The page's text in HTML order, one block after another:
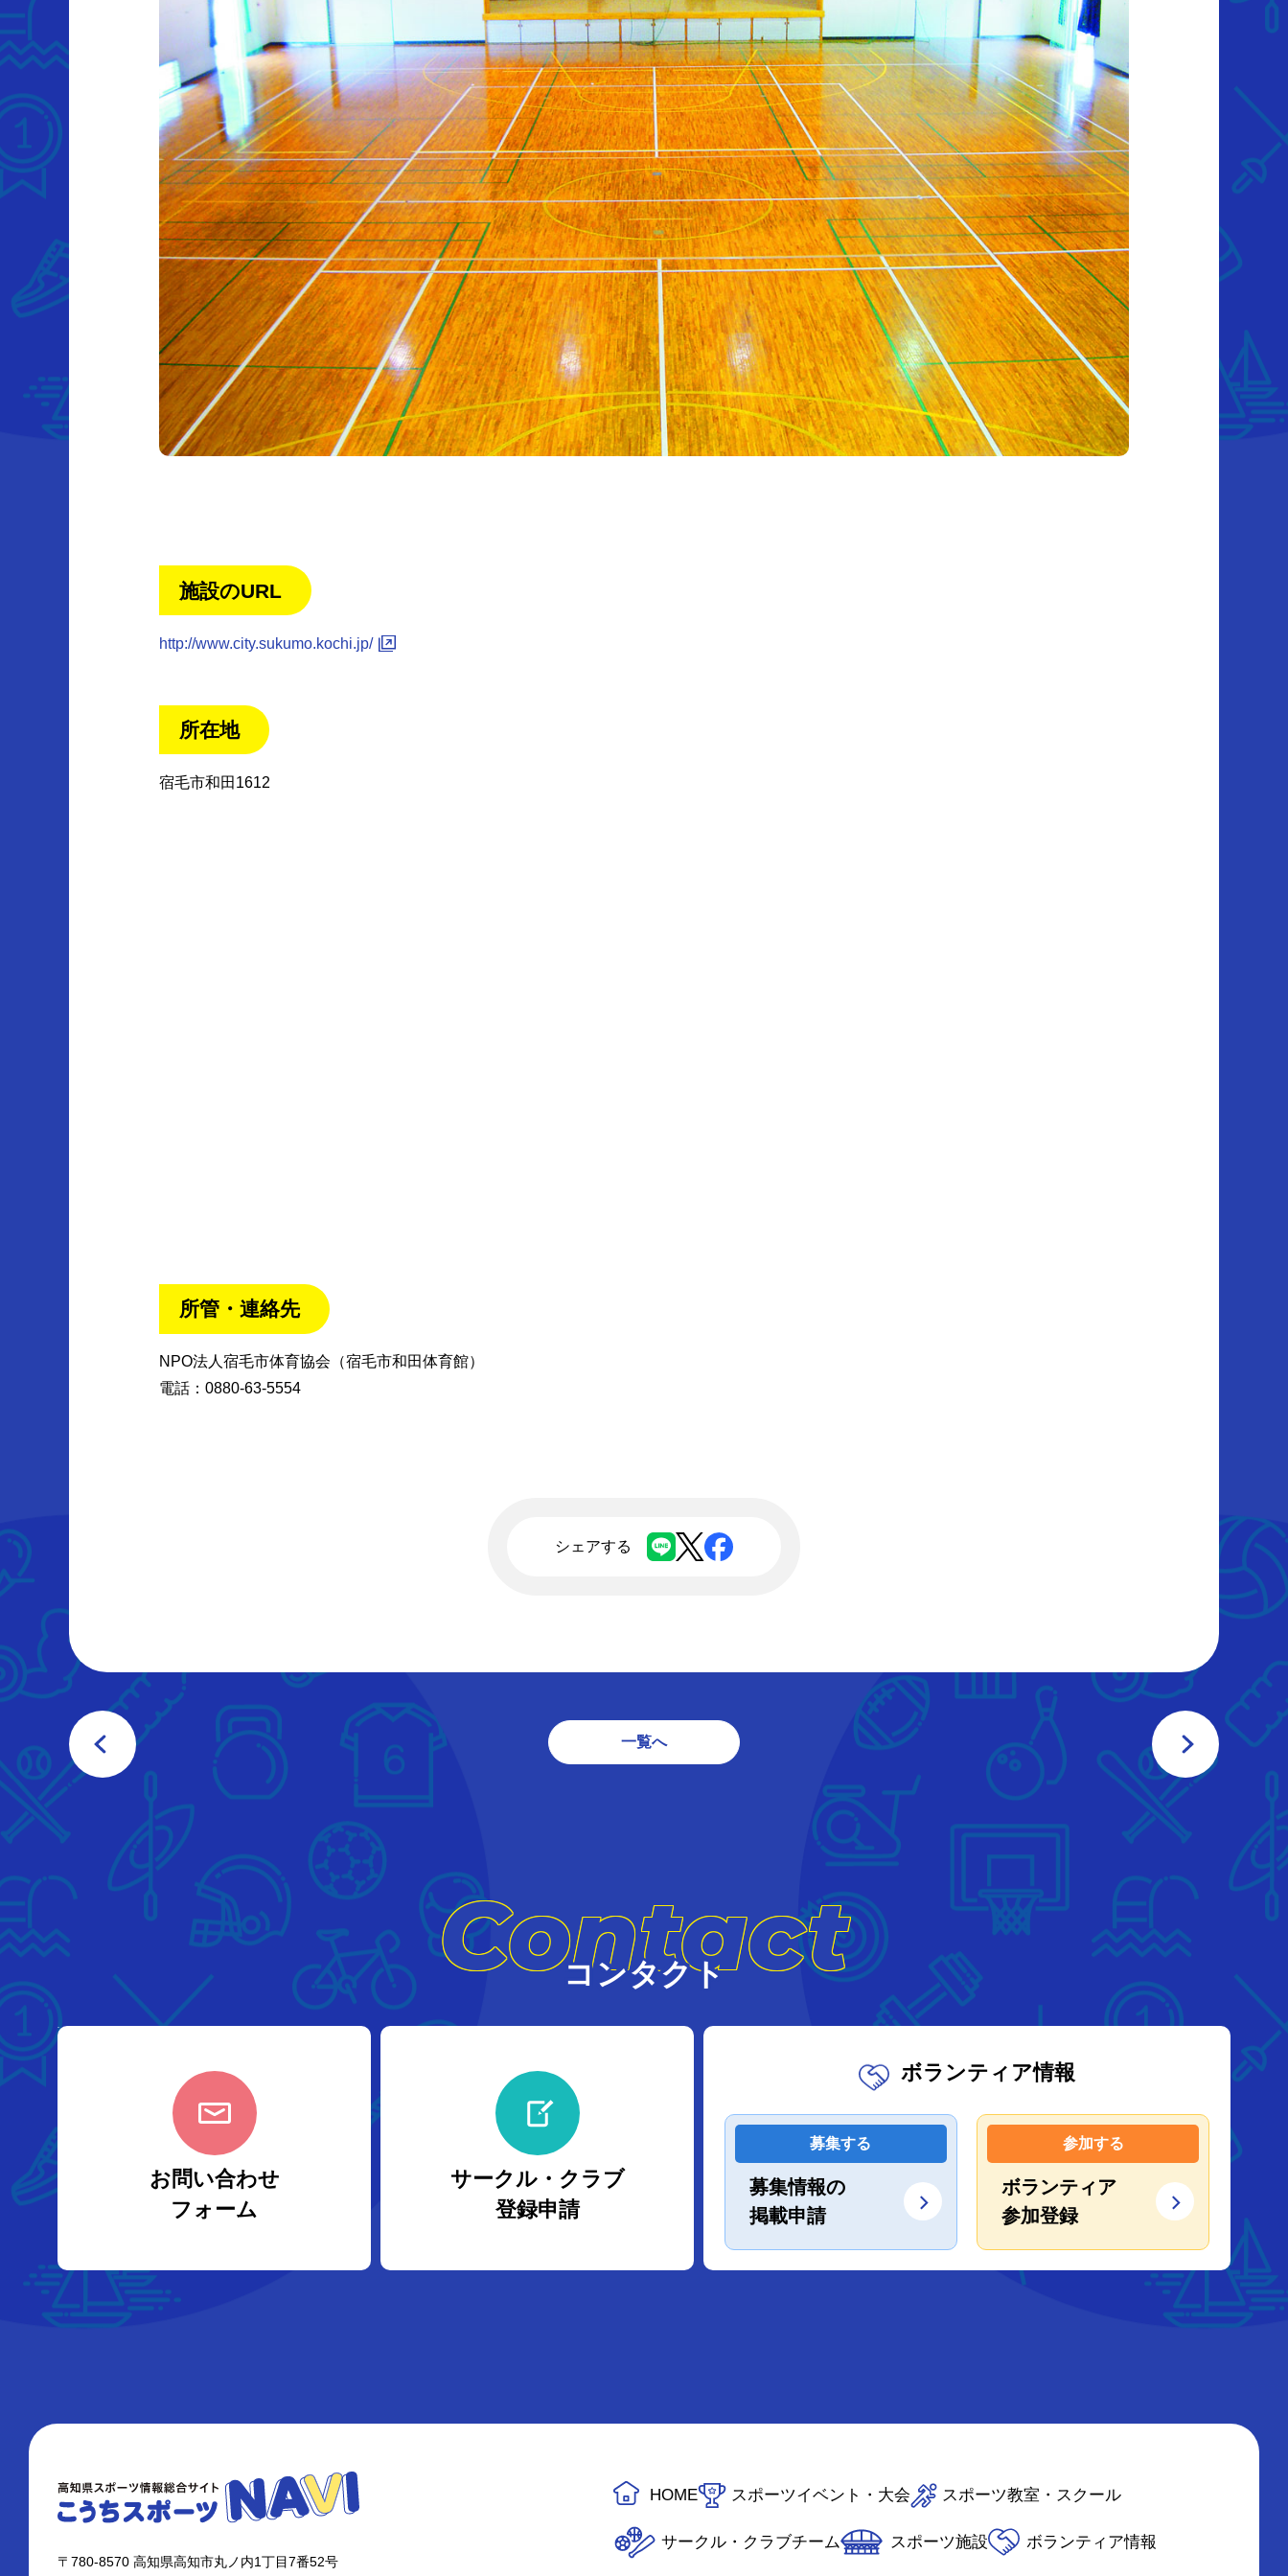
施設のURL
http://www.city.sukumo.kochi.jp/
所在地
宿毛市和田1612
所管・連絡先
NPO法人宿毛市体育協会（宿毛市和田体育館）
電話：0880-63-5554
シェアする
一覧へ
Contact
コンタクト
お問い合わせ
フォーム
サークル・クラブ
登録申請
ボランティア情報
募集する
募集情報の
掲載申請
参加する
ボランティア
参加登録
〒780-8570 高知県高知市丸ノ内1丁目7番52号
HOME スポーツイベント・大会 スポーツ教室・スクール
サークル・クラブチーム スポーツ施設 ボランティア情報